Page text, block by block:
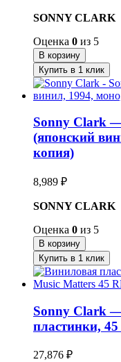
SONNY CLARK
Оценка 0 из 5
В корзину
Купить в 1 клик
Sonny Clark
(японский
копия)
8,989 ₽
SONNY CLARK
Оценка 0 из 5
В корзину
Купить в 1 клик
Sonny Clark
пластинки,
27,876 ₽